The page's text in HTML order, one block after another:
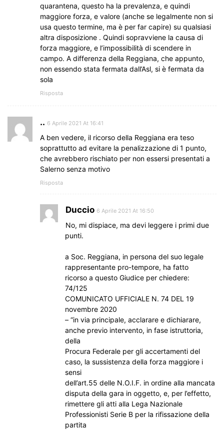
quarantena, questo ha la prevalenza, e quindi
maggiore forza, e valore (anche se legalmente non si
usa questo termine, ma è per far capire) su qualsiasi
altra disposizione . Quindi sopravviene la causa di
forza maggiore, e l’impossibilità di scendere in
campo. A differenza della Reggiana, che appunto,
non essendo stata fermata dall’Asl, si è fermata da
sola
Risposta
.. 6 Aprile 2021 At 16:41
A ben vedere, il ricorso della Reggiana era teso
soprattutto ad evitare la penalizzazione di 1 punto,
che avrebbero rischiato per non essersi presentati a
Salerno senza motivo
Risposta
Duccio 6 Aprile 2021 At 16:50
No, mi dispiace, ma devi leggere i primi due
punti.
a Soc. Reggiana, in persona del suo legale
rappresentante pro-tempore, ha fatto
ricorso a questo Giudice per chiedere:
74/125
COMUNICATO UFFICIALE N. 74 DEL 19
novembre 2020
– “in via principale, acclarare e dichiarare,
anche previo intervento, in fase istruttoria,
della
Procura Federale per gli accertamenti del
caso, la sussistenza della forza maggiore i
sensi
dell’art.55 delle N.O.I.F. in ordine alla mancata
disputa della gara in oggetto, e, per l’effetto,
rimettere gli atti alla Lega Nazionale
Professionisti Serie B per la rifissazione della
partita